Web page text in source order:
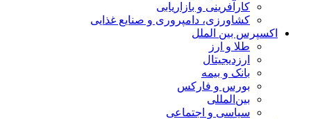
کارآفرینی و بازاریابی
کشاورزی، دامپروری و صنایع غذایی
اکسپرس بین الملل
طلا و ارز
ارزدیجیتال
بانک و بیمه
بورس و فارکس
بین‌المللی
سیاسی و اجتماعی